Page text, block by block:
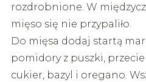
rozdrobnione. W
mięso się nie przypaliło.
Do mięsa dodaj startą
pomidory z puszki,
cukier, bazyl i oregano.